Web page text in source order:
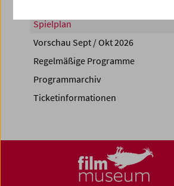
Spielplan
Vorschau Sept / Okt 2026
Regelmäßige Programme
Programmarchiv
Ticketinformationen